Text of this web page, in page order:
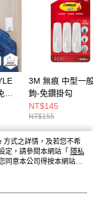
鑽
3M 無痕 中型一
鉤-免鑽掛勾
NT$145
NT$155
方式之詳情，及若您不希
定，請參閱本網站「 隱私
同意本公司得按本網站使